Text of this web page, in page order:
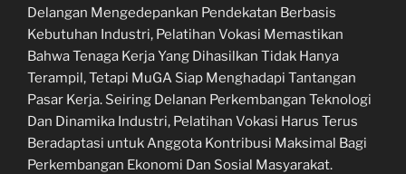
Delangan Mengedepankan Pendekatan Berbasis
Kebutuhan Industri, Pelatihan Vokasi Memastikan
Bahwa Tenaga Kerja Yang Dihasilkan Tidak Hanya
Terampil, Tetapi MuGA Siap Menghadapi Tantangan
Pasar Kerja. Seiring Delanan Perkembangan Teknologi
Dan Dinamika Industri, Pelatihan Vokasi Harus Terus
Beradaptasi untuk Anggota Kontribusi Maksimal Bagi
Perkembangan Ekonomi Dan Sosial Masyarakat.